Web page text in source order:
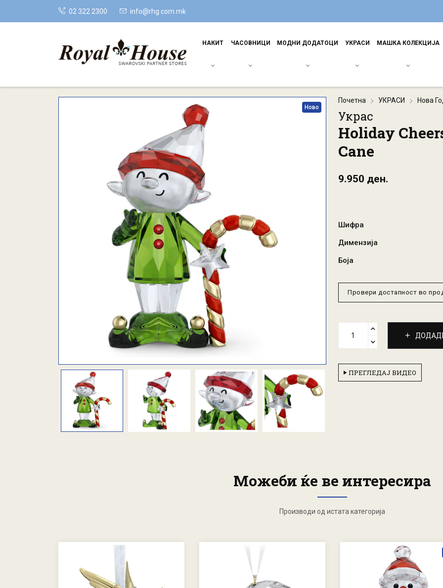
02 322 2300 info@rhg.com.mk
НАКИТ ЧАСОВНИЦИ МОДНИ ДОДАТОЦИ УКРАСИ МАШКА КОЛЕКЦИЈА
Ново
Почетна УКРАСИ Нова
Украс
Holiday
Cane
9.950 ден.
Шифра
Димензија
Боја
Провери достапност во
ПРЕГЛЕДАЈ ВИДЕО
Можеби ќе ве интересира
Производи од истата категорија